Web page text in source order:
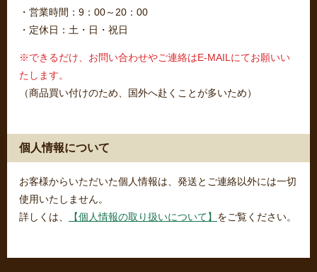
・営業時間：9：00～20：00
・定休日：土・日・祝日
※できるだけ、お問い合わせやご連絡はE-MAILにてお願いい
たします。
（商品買い付けのため、国外へ赴くことが多いため）
個人情報について
お客様からいただいた個人情報は、発送とご連絡以外には一切
使用いたしません。
詳しくは、
【個人情報の取り扱いについて】 をご覧ください。